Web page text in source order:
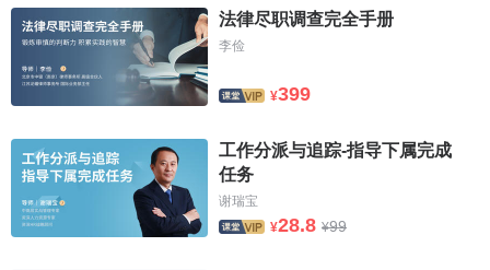
控制制度、驗資報告的複印件或摘錄。備查類審計工作底稿
隨被審計單位有關情況的變化而不斷更新，應詳細列明目錄
清單，並將更新的文件資料隨時歸檔。註冊會計師在將上述
資料歸為備查類工作底稿的同時，還應根據需要，將其中與
計工作底稿的具體審計項目之後。通常，備查類審計工作底
稿是由被審計單位或第三者根據實際情況提供或代為編製，
因此，註冊會計師應認真審核，並對所取得的有關文件、資
料標明其具體來源。
法律尽职调查完全手册
李俭
¥399
工作分派与追踪-指导下属完成
任务
谢瑞宝
¥28.8 ¥99